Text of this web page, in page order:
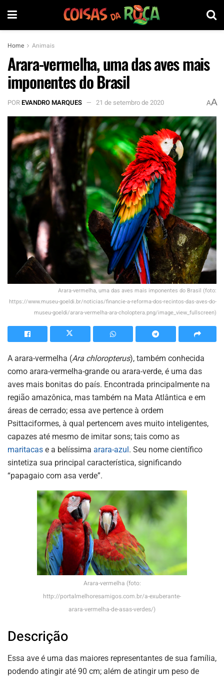
Home Animais
Arara-vermelha, uma das aves mais
imponentes do Brasil
POREVANDRO MARQUES 21 de setembro de 2020 AA
Arara-vermelha, uma das aves mais imponentes do Brasil (foto:
https://www.museu-goeldi.br/noticias/financie-a-reforma-dos-recintos-das-aves-do-
museu-goeldi/arara-vermelha-ara-choloptera.png/image_view_fullscreen)
A arara-vermelha (Ara chloropterus), também conhecida
como arara-vermelha-grande ou arara-verde, é uma das
aves mais bonitas do país. Encontrada principalmente na
região amazônica, mas também na Mata Atlântica e em
áreas de cerrado; essa ave pertence à ordem
Psittaciformes, à qual pertencem aves muito inteligentes,
capazes até mesmo de imitar sons; tais como as
maritacas e a belíssima arara-azul. Seu nome científico
sintetiza sua principal característica, significando
“papagaio com asa verde”.
Arara-vermelha (foto:
http://portalmelhoresamigos.com.br/a-exuberante-
arara-vermelha-de-asas-verdes/)
Descrição
Essa ave é uma das maiores representantes de sua família,
podendo atingir até 90 cm; além de atingir um peso de